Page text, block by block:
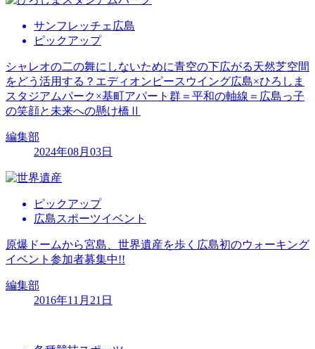
サンフレッチェ広島
ピックアップ
シャレオの二の舞にしないために青空の下広がる天然芝空間
をどう活用する？エディオンピースウイング広島×ひろしま
スタジアムパーク×基町アパート群＝平和の軸線＝広島っ子
の笑顔と未来への懸け橋Ⅱ
編集部
2024年08月03日
ピックアップ
広島スポーツイベント
原爆ドームから宮島、世界遺産を歩く広島初のウォーキング
イベント参加者募集中!!
編集部
2016年11月21日